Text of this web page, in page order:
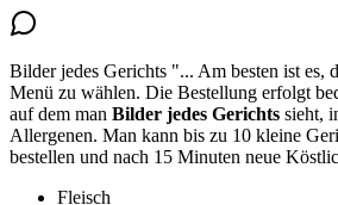
Bilder jedes Gerichts "... Am besten ist es,
Menü zu wählen. Die Bestellung erfolgt
auf dem man Bilder jedes Gerichts sieht,
Allergenen. Man kann bis zu 10 kleine
bestellen und nach 15 Minuten neue
Fleisch